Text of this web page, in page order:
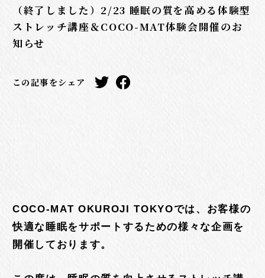
（終了しました）2/23 睡眠の質を高める体験型
ストレッチ講座＆COCO-MAT体験会開催のお
知らせ
この記事をシェア
COCO-MAT OKUROJI TOKYOでは、お客様の
快適な睡眠をサポートするための様々な企画を
開催しております。